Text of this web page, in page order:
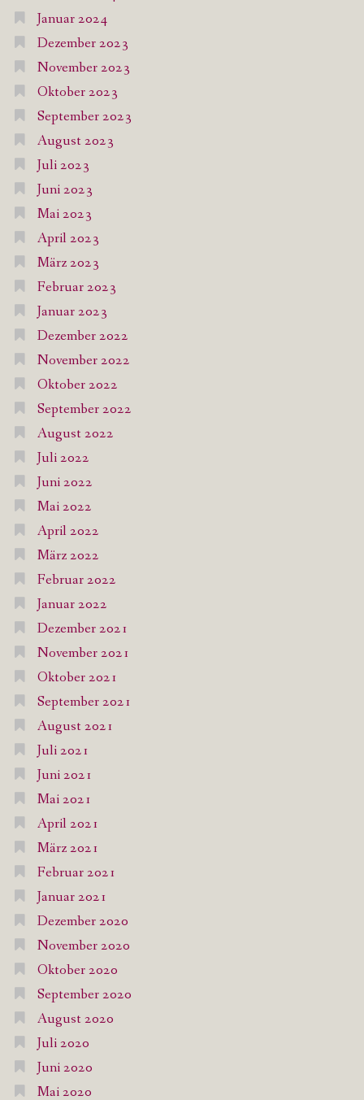
Januar 2024
Dezember 2023
November 2023
Oktober 2023
September 2023
August 2023
Juli 2023
Juni 2023
Mai 2023
April 2023
März 2023
Februar 2023
Januar 2023
Dezember 2022
November 2022
Oktober 2022
September 2022
August 2022
Juli 2022
Juni 2022
Mai 2022
April 2022
März 2022
Februar 2022
Januar 2022
Dezember 2021
November 2021
Oktober 2021
September 2021
August 2021
Juli 2021
Juni 2021
Mai 2021
April 2021
März 2021
Februar 2021
Januar 2021
Dezember 2020
November 2020
Oktober 2020
September 2020
August 2020
Juli 2020
Juni 2020
Mai 2020